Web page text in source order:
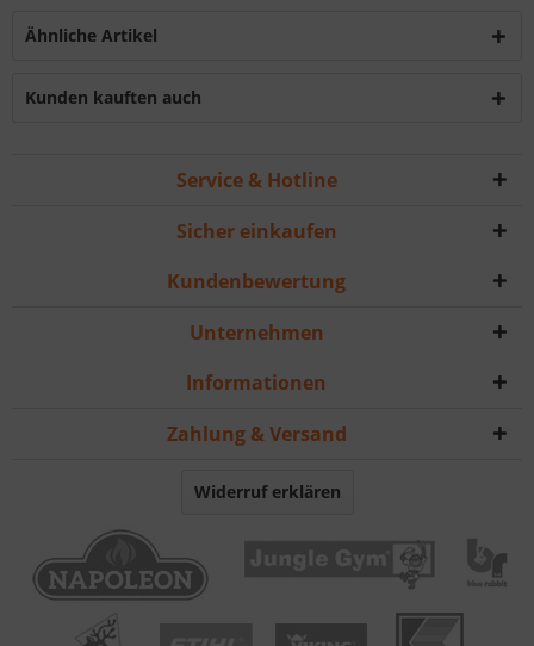
Ähnliche Artikel
Kunden kauften auch
Service & Hotline
Sicher einkaufen
Kundenbewertung
Unternehmen
Informationen
Zahlung & Versand
Widerruf erklären